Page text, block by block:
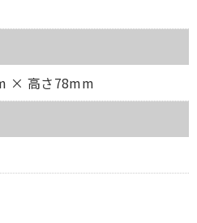
× 高さ78mm